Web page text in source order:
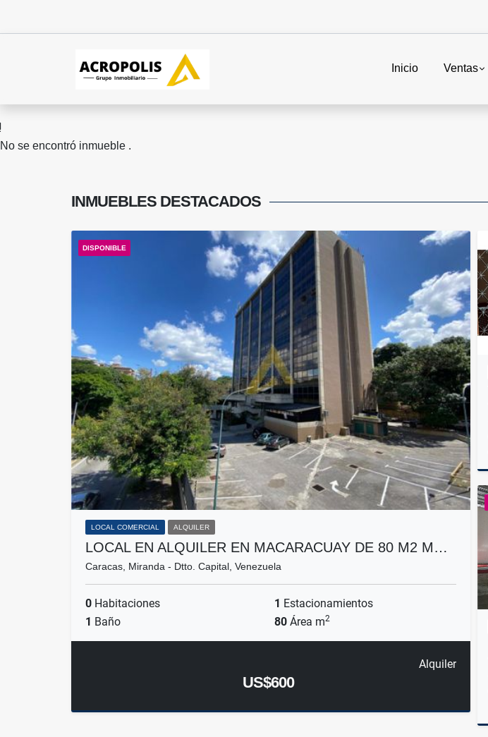
Inicio Ventas
No se encontró inmueble .
INMUEBLES DESTACADOS
DISPONIBLE
LOCAL COMERCIAL ALQUILER
LOCAL EN ALQUILER EN MACARACUAY DE 80 M2 M…
Caracas, Miranda - Dtto. Capital, Venezuela
0 Habitaciones 1 Estacionamientos
1 Baño 80 Área m2
Alquiler
US$600